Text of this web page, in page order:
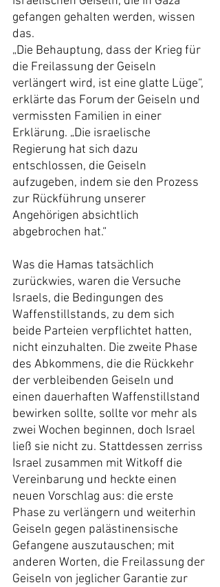
gefangen gehalten werden, wissen
das.
„Die Behauptung, dass der Krieg für
die Freilassung der Geiseln
verlängert wird, ist eine glatte Lüge“,
erklärte das Forum der Geiseln und
vermissten Familien in einer
Erklärung. „Die israelische
Regierung hat sich dazu
entschlossen, die Geiseln
aufzugeben, indem sie den Prozess
zur Rückführung unserer
Angehörigen absichtlich
abgebrochen hat.“
Was die Hamas tatsächlich
zurückwies, waren die Versuche
Israels, die Bedingungen des
Waffenstillstands, zu dem sich
beide Parteien verpflichtet hatten,
nicht einzuhalten. Die zweite Phase
des Abkommens, die die Rückkehr
der verbleibenden Geiseln und
einen dauerhaften Waffenstillstand
bewirken sollte, sollte vor mehr als
zwei Wochen beginnen, doch Israel
ließ sie nicht zu. Stattdessen zerriss
Israel zusammen mit Witkoff die
Vereinbarung und heckte einen
neuen Vorschlag aus: die erste
Phase zu verlängern und weiterhin
Geiseln gegen palästinensische
Gefangene auszutauschen; mit
anderen Worten, die Freilassung der
Geiseln von jeglicher Garantie zur